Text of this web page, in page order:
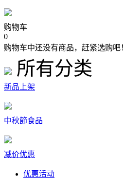
购物车
0
购物车中还没有商品，赶紧选购吧！
所有分类
新品上架
中秋節食品
减价优惠
优惠活动